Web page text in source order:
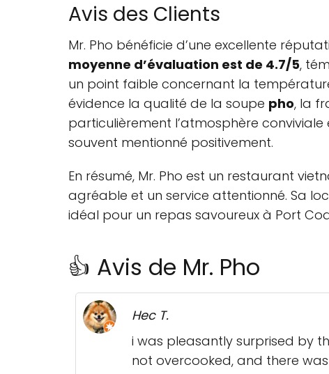
Avis des Clients
Mr. Pho bénéficie d’une excellente
moyenne d’évaluation est de 4.7/5,
un point faible concernant la
évidence la qualité de la soupe pho, la
particulièrement l’atmosphère
souvent mentionné positivement.
En résumé, Mr. Pho est un restaurant
agréable et un service attentionné. Sa
idéal pour un repas savoureux à Port
👍 Avis de Mr. Pho
Hec T.
i was pleasantly surprised by
not overcooked, and there